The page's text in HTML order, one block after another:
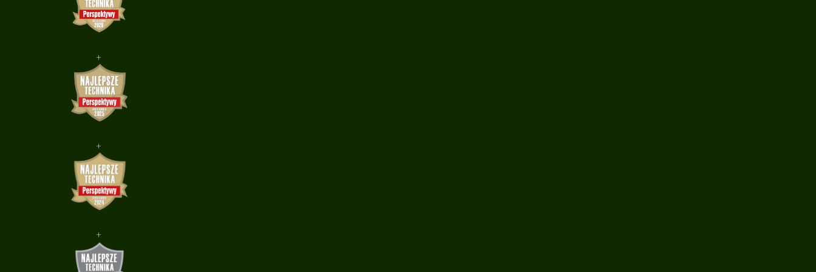
+
+
+